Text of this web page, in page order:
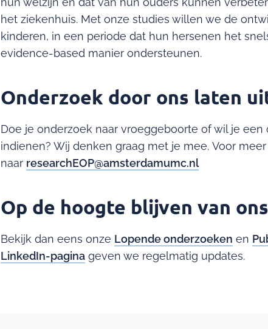
het ziekenhuis. Met onze studies willen we de
kinderen, in een periode dat hun hersenen het
evidence-based manier ondersteunen.
Onderzoek door ons laten
Doe je onderzoek naar vroeggeboorte of wil je een
indienen? Wij denken graag met je mee. Voor
naar researchEOP@amsterdamumc.nl
Op de hoogte blijven van
Bekijk dan eens onze Lopende onderzoeken en
LinkedIn-paginageven we regelmatig updates.